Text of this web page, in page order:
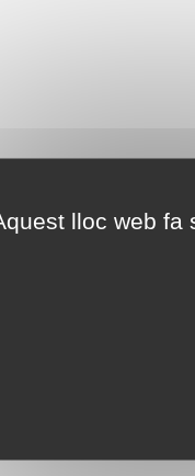
lloc web fa